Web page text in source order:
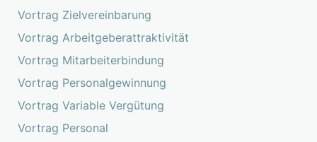
Vortrag Zielvereinbarung
Vortrag Arbeitgeberattraktivität
Vortrag Mitarbeiterbindung
Vortrag Personalgewinnung
Vortrag Variable Vergütung
Vortrag Personal